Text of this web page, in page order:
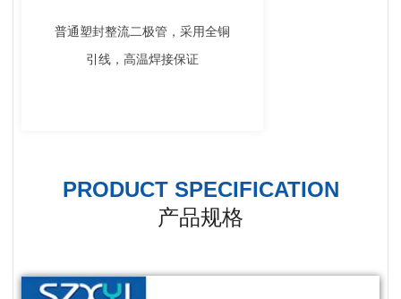
普通塑封整流二极管，采用全铜
引线，高温焊接保证
PRODUCT SPECIFICATION
产品规格